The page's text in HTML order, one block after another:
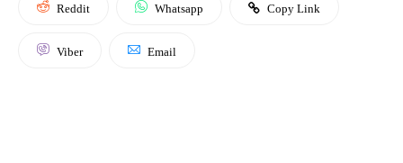
Reddit Whatsapp Copy Link
Viber Email